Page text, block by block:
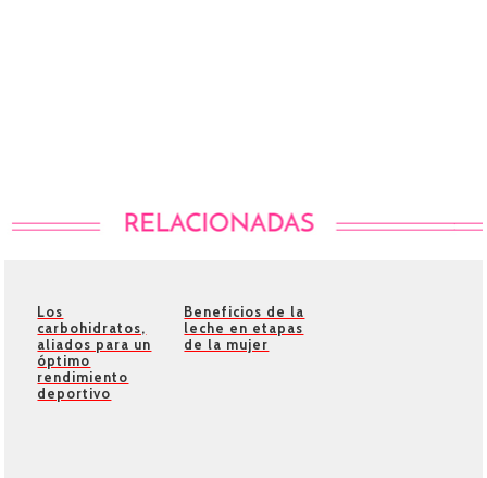
Los
carbohidratos,
aliados para un
óptimo
rendimiento
deportivo
Beneficios de la
leche en etapas
de la mujer